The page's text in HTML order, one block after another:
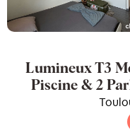
Lumineux T3
Piscine & 2